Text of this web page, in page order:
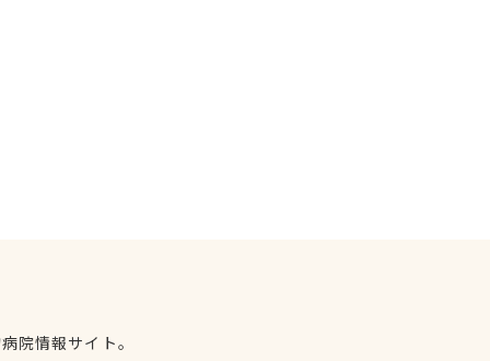
院情報サイト。